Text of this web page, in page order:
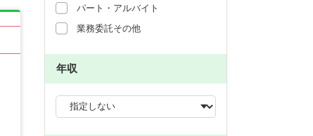
パート・アルバイト
業務委託その他
年収